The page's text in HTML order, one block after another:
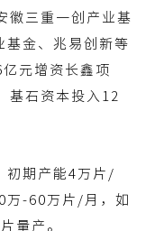
徽三重一创产业基
基金、兆易创新等
元增资长鑫项
基石资本投入12
初期产能4万片/
万-60万片/月，如
量产。